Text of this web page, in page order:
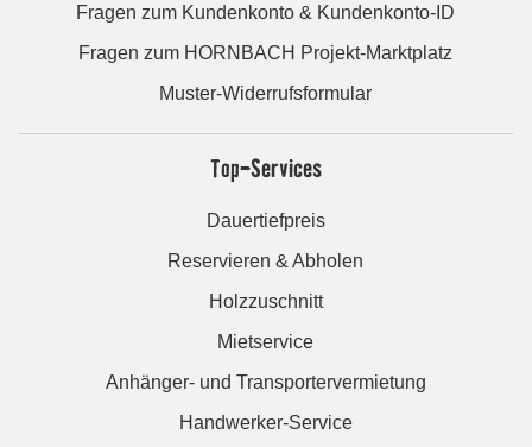
Fragen zum Kundenkonto & Kundenkonto-ID
Fragen zum HORNBACH Projekt-Marktplatz
Muster-Widerrufsformular
Top-Services
Dauertiefpreis
Reservieren & Abholen
Holzzuschnitt
Mietservice
Anhänger- und Transportervermietung
Handwerker-Service